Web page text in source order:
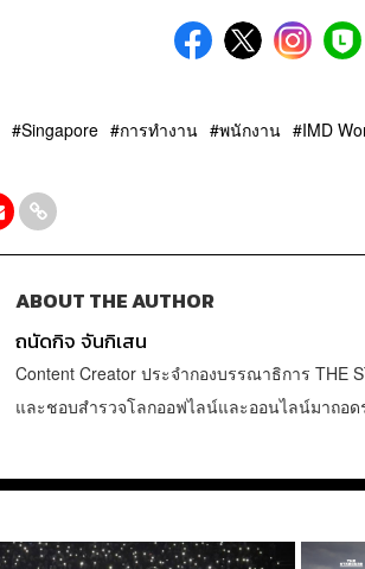
Singapore การทำงาน พนักงาน IMD
ABOUT THE AUTHOR
ถนัดกิจ จันกิเสน
Content Creator ประจำกองบรรณาธิการ THE
และชอบสำรวจโลกออฟไลน์และออนไลน์มาถอด